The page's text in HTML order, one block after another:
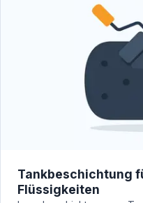
Tankbeschichtung
Flüssigkeiten